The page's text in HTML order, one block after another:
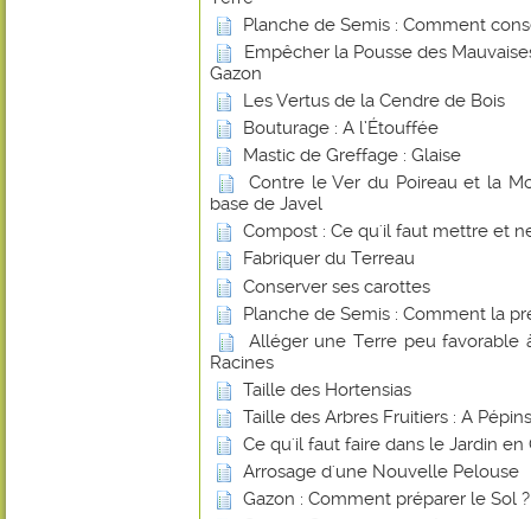
Planche de Semis : Comment
Empêcher la Pousse des
Gazon
Les Vertus de la Cendre de Bois
Bouturage : A l’Étouffée
Mastic de Greffage : Glaise
Contre le Ver du Poireau et la
base de Javel
Compost : Ce qu'il faut mettre et
Fabriquer du Terreau
Conserver ses carottes
Planche de Semis : Comment la
Alléger une Terre peu favorable
Racines
Taille des Hortensias
Taille des Arbres Fruitiers : A
Ce qu'il faut faire dans le Jardin en
Arrosage d'une Nouvelle Pelouse
Gazon : Comment préparer le Sol ?